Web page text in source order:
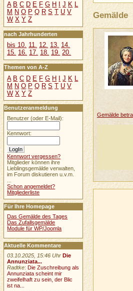
Gemälde
Gemälde
A B C D E F G H J K L
M N O P Q R S T U V
W X Y Z
nach Jahrhunderten
bis 10. 11. 12. 13. 14.
15. 16. 17. 18. 19. 20.
Themen von A-Z
A B C D E F G H I J K L
M N O P Q R S T U V
W X Y Z
Benutzeranmeldung
Benutzer (oder E-Mail):
Kennwort:
Kennwort vergessen?
Mitglieder können ihre
Lieblingsgemälde verwalten,
im Forum diskutieren u.v.m.
Schon angemeldet?
Mitgliederliste
Für Ihre Homepage
Das Gemälde des Tages
Das Zufallsgemälde
Module für WP/Joomla
Aktuelle Kommentare
03.10.2025, 15:46 Uhr Die
Annunziata...
Radtke: Die Zuschreibung als
Annunziata scheint mir
zweifelhaft zu sein, der Blic
ist na...